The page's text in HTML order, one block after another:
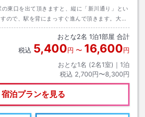
の東口を出て頂きますと、縦に「新川通り」とい
ので、駅を背にまっすぐ進んで頂きます。大き
った右側にございます。
おとな2名 1泊1部屋 合計
税込 5,400円 〜 16,600円
おとな1名 (2名1室)｜ 1泊
税込 2,700円〜8,300円
宿泊プランを見る